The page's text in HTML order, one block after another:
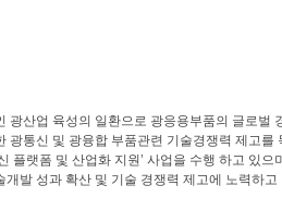
광산업 육성의 일환으로 광응용부품의 글로벌
광통신 및 광융합 부품관련 기술경쟁력 제고
플랫폼 및 산업화 지원’ 사업을 수행 하고 있
개발 성과 확산 및 기술 경쟁력 제고에 노력하고